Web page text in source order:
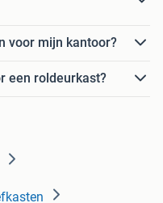
voor mijn kantoor?
een roldeurkast?